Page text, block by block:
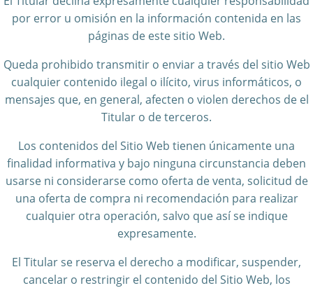
por error u omisión en la información contenida en las
páginas de este sitio Web.
Queda prohibido transmitir o enviar a través del sitio Web
cualquier contenido ilegal o ilícito, virus informáticos, o
mensajes que, en general, afecten o violen derechos de el
Titular o de terceros.
Los contenidos del Sitio Web tienen únicamente una
finalidad informativa y bajo ninguna circunstancia deben
usarse ni considerarse como oferta de venta, solicitud de
una oferta de compra ni recomendación para realizar
cualquier otra operación, salvo que así se indique
expresamente.
El Titular se reserva el derecho a modificar, suspender,
cancelar o restringir el contenido del Sitio Web, los